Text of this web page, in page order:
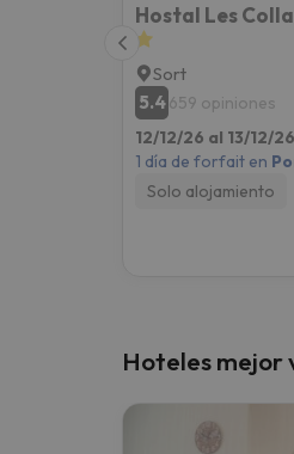
Hostal Les
Sort
5.4659 opiniones
12/12/26 al 13/12/26
1 día de forfait en
Solo alojamiento
Hoteles mejor